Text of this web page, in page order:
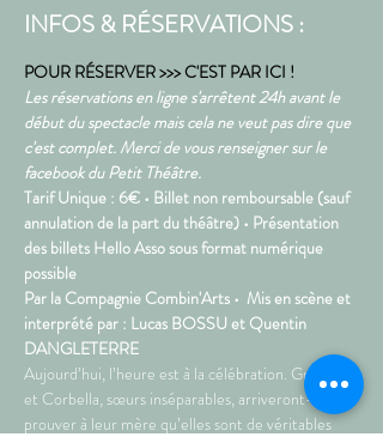
INFOS & RÉSERVATIONS :
POUR RÉSERVER >>> C'EST PAR ICI !
Les réservations en ligne s'arrêtent 24h avant le
début du spectacle mais cela ne veut pas dire que
c'est complet. Merci de vous renseigner sur le
facebook du Petit Théâtre.
Tarif Unique : 6€ • Billet non remboursable (sauf
annulation de la part du théâtre) • Présentation
des billets Hello Asso sous format numérique
possible
Par la Compagnie Combin'Arts •  Mis en scène et
interprété par : Lucas BOSSU et Quentin
DANGLETERRE
Aujourd’hui, l’heure est à la célébration. Grincella
et Corbella, sœurs inséparables, arriveront-elles à
prouver à leur mère qu’elles sont de véritables